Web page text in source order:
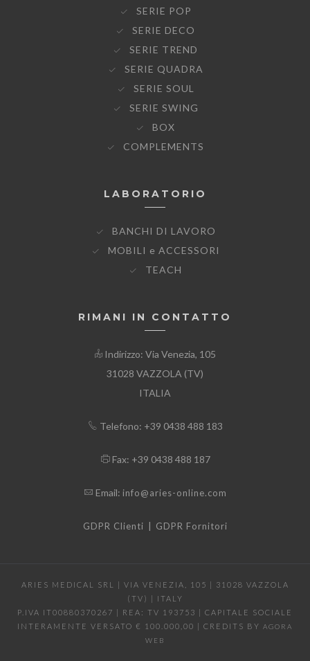
SERIE POP
SERIE DECO
SERIE TREND
SERIE QUADRA
SERIE SOUL
SERIE SWING
BOX
COMPLEMENTS
LABORATORIO
BANCHI DI LAVORO
MOBILI e ACCESSORI
TEACH
RIMANI IN CONTATTO
Indirizzo: Via Venezia, 105
31028 VAZZOLA (TV)
ITALIA
Telefono: +39 0438 488 183
Fax: +39 0438 488 187
Email: info@aries-online.com
GDPR Clienti | GDPR Fornitori
ARIES MEDICAL SRL | VIA VENEZIA, 105 | 31028 VAZZOLA
(TV) | ITALY
P.IVA IT00880370267 | REA: TV 193753 | CAPITALE SOCIALE
INTERAMENTE VERSATO € 100.000,00 | CREDITS BY AGORA
WEB